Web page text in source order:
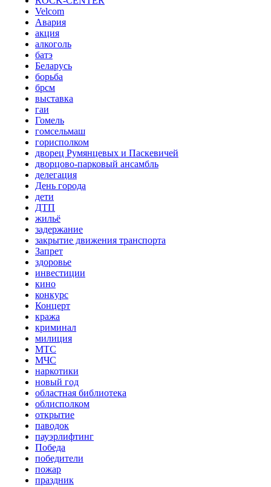
Velcom
Авария
акция
алкоголь
батэ
Беларусь
борьба
брсм
выставка
гаи
Гомель
гомсельмаш
горисполком
дворец Румянцевых и Паскевичей
дворцово-парковый ансамбль
делегация
День города
дети
ДТП
жильё
задержание
закрытие движения транспорта
Запрет
здоровье
инвестиции
кино
конкурс
Концерт
кража
криминал
милиция
МТС
МЧС
наркотики
новый год
областная библиотека
облисполком
открытие
паводок
пауэрлифтинг
Победа
победители
пожар
праздник